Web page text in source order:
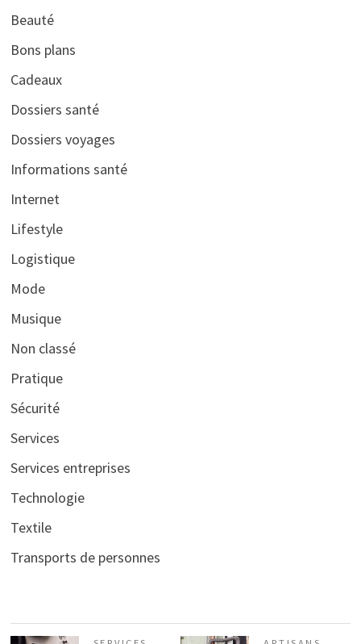
Beauté
Bons plans
Cadeaux
Dossiers santé
Dossiers voyages
Informations santé
Internet
Lifestyle
Logistique
Mode
Musique
Non classé
Pratique
Sécurité
Services
Services entreprises
Technologie
Textile
Transports de personnes